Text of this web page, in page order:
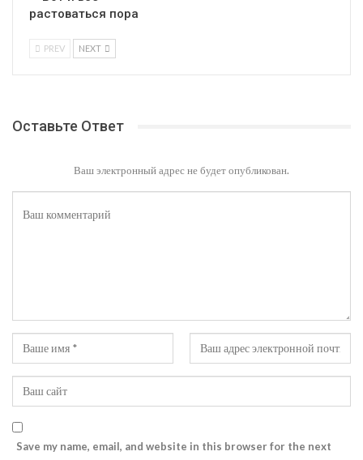
растоваться пора
PREV NEXT
Оставьте Ответ
Ваш электронный адрес не будет опубликован.
Save my name, email, and website in this browser for the next